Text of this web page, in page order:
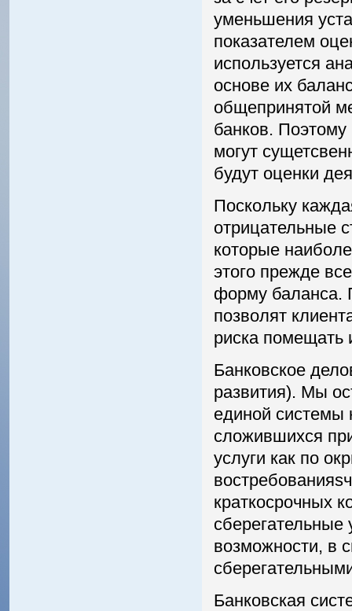
уменьшения
показателем
используется
основе их
общепринятой
банков.
могут
будут оценки
Поскольку
отрицательные
которые
этого прежде
форму баланса.
позволят
риска помещать
Банковское
развития). Мы
единой системы
сложившихся
услуги как по
краткосрочных
возможности, в
Банковская